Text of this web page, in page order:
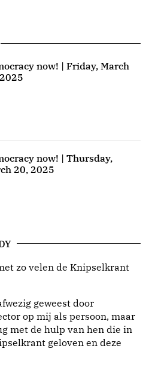
now! | Friday, March
now! | Thursday,
20, 2025
zo velen de Knipselkrant
geweest door
op mij als persoon, maar
met de hulp van hen die in
geloven en deze